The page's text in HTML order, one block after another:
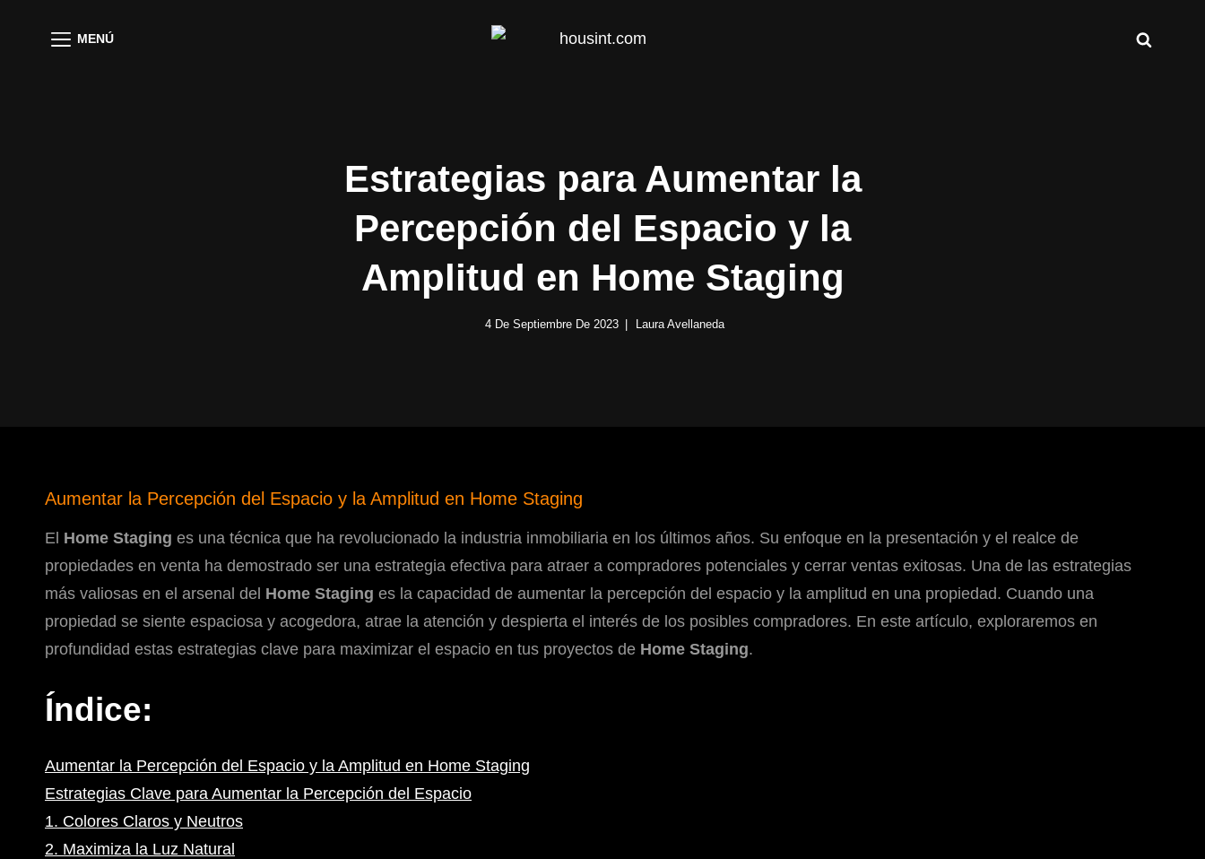
MENÚ
Estrategias para Aumentar la
Percepción del Espacio y la
Amplitud en Home Staging
4 De Septiembre De 2023 Laura Avellaneda
Aumentar la Percepción del Espacio y la Amplitud en Home Staging
El Home Staging es una técnica que ha revolucionado la industria inmobiliaria en los últimos años. Su enfoque en la presentación y el realce de
propiedades en venta ha demostrado ser una estrategia efectiva para atraer a compradores potenciales y cerrar ventas exitosas. Una de las estrategias
más valiosas en el arsenal del Home Staging es la capacidad de aumentar la percepción del espacio y la amplitud en una propiedad. Cuando una
propiedad se siente espaciosa y acogedora, atrae la atención y despierta el interés de los posibles compradores. En este artículo, exploraremos en
profundidad estas estrategias clave para maximizar el espacio en tus proyectos de Home Staging.
Índice:
Aumentar la Percepción del Espacio y la Amplitud en Home Staging
Estrategias Clave para Aumentar la Percepción del Espacio
1. Colores Claros y Neutros
2. Maximiza la Luz Natural